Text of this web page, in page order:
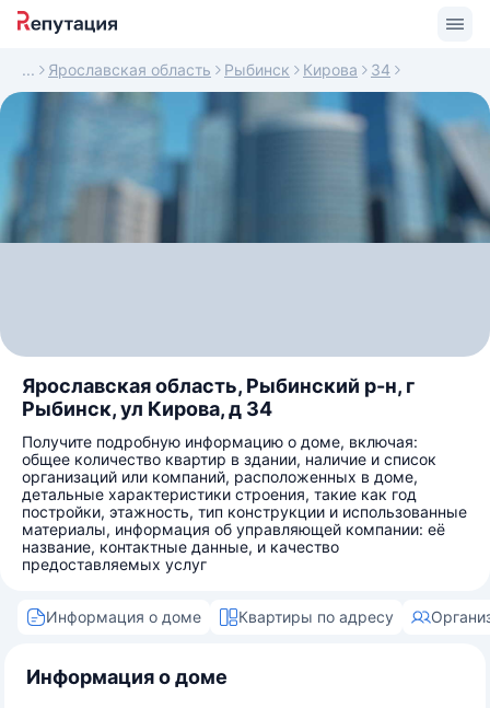
Ярославская область Рыбинск Кирова 34
Ярославская область, Рыбинский р-н, г
Рыбинск, ул Кирова, д 34
Получите подробную информацию о доме, включая:
общее количество квартир в здании, наличие и список
организаций или компаний, расположенных в доме,
детальные характеристики строения, такие как год
постройки, этажность, тип конструкции и использованные
материалы, информация об управляющей компании: её
название, контактные данные, и качество
предоставляемых услуг
Информация о доме Квартиры по адресу
Информация о доме